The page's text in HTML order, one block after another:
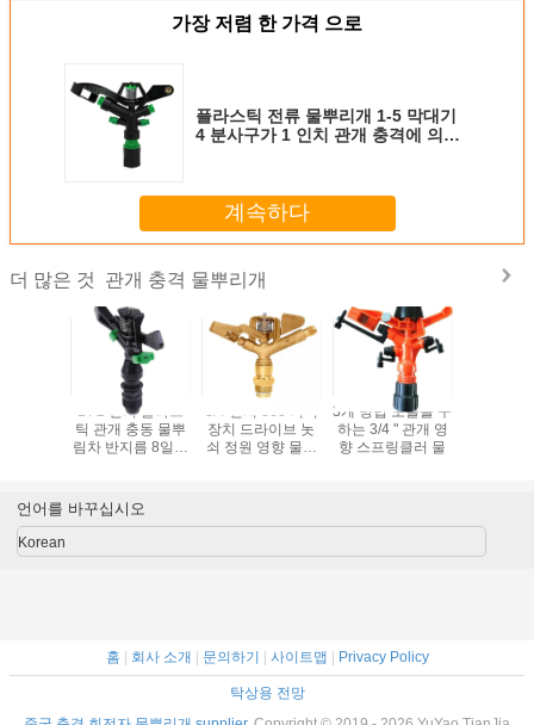
가장 저렴 한 가격 으로
플라스틱 전류 물뿌리개 1-5 막대기
4 분사구가 1 인치 관개 충격에 의하
계속하다
더 많은 것 관개 충격 물뿌리개
1 / 2 인치 플라스
틱 관개 충동 물뿌
림차 반지름 8일부
장치 드라이브 놋
쇠 정원 영향 물뿌
3개 방법 노즐을 구
하는 3/4 " 관개 영
향 스프링클러 물
언어를 바꾸십시오
Korean
홈 | 회사 소개 | 문의하기 | 사이트맵 | Privacy Policy
탁상용 전망